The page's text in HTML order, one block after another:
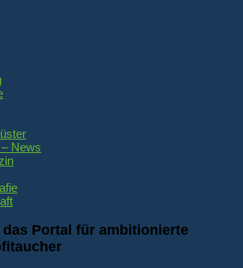
News
das Portal für ambitionierte